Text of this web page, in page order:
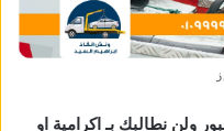
ولن نطالبك بـ اكرامية او